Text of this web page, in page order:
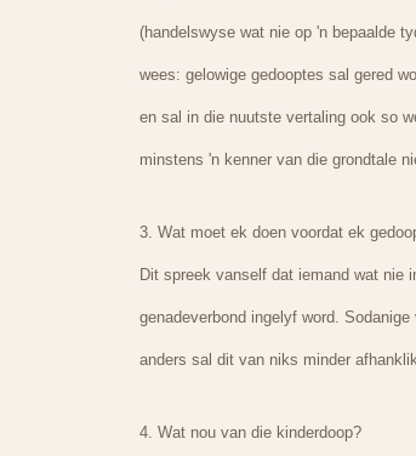
(handelswyse wat nie op 'n bepaalde
wees: gelowige gedooptes sal gered
en sal in die nuutste vertaling ook so
minstens 'n kenner van die grondtale
3. Wat moet ek doen voordat ek
Dit spreek vanself dat iemand wat nie
genadeverbond ingelyf word.
anders sal dit van niks minder
4. Wat nou van die kinderdoop?